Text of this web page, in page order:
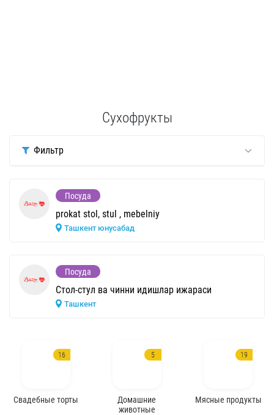
Сухофрукты
Фильтр
Посуда
prokat stol, stul , mebelniy
Ташкент юнусабад
Посуда
Стол-стул ва чинни идишлар ижараси
Ташкент
16
Свадебные торты
5
Домашние
животные
19
Мясные продукты